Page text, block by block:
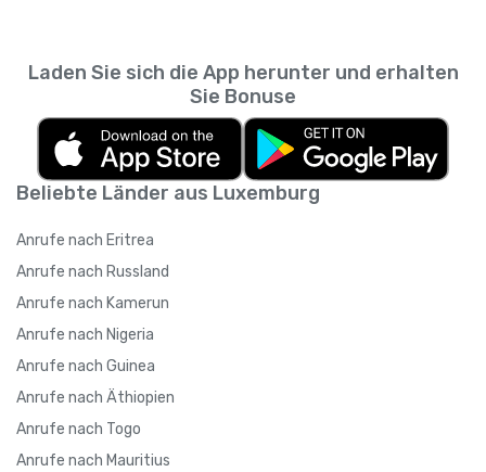
Beliebte Länder aus Luxemburg
Anrufe nach Eritrea
Anrufe nach Russland
Anrufe nach Kamerun
Anrufe nach Nigeria
Anrufe nach Guinea
Anrufe nach Äthiopien
Anrufe nach Togo
Anrufe nach Mauritius
Laden Sie sich die App herunter und erhalten
Sie Bonuse